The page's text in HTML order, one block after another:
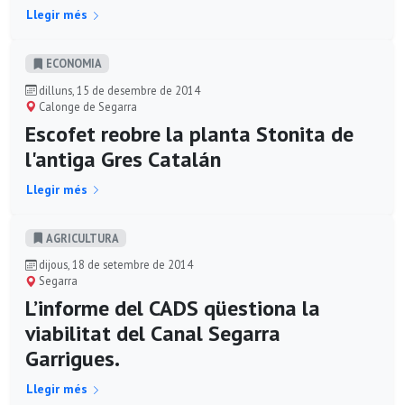
Llegir més
ECONOMIA
dilluns, 15 de desembre de 2014
Calonge de Segarra
Escofet reobre la planta Stonita de
l'antiga Gres Catalán
Llegir més
AGRICULTURA
dijous, 18 de setembre de 2014
Segarra
L’informe del CADS qüestiona la
viabilitat del Canal Segarra
Garrigues.
Llegir més